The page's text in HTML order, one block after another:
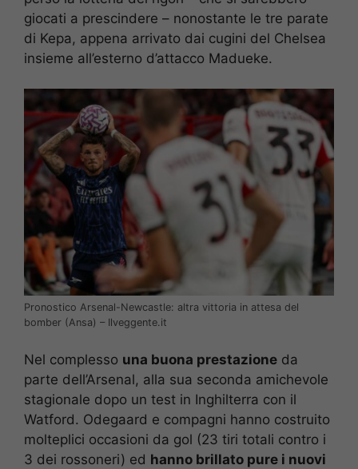
giocati a prescindere – nonostante le tre parate
di Kepa, appena arrivato dai cugini del Chelsea
insieme all’esterno d’attacco Madueke.
Pronostico Arsenal-Newcastle: altra vittoria in attesa del
bomber (Ansa) – Ilveggente.it
Nel complesso una buona prestazione da
parte dell’Arsenal, alla sua seconda amichevole
stagionale dopo un test in Inghilterra con il
Watford. Odegaard e compagni hanno costruito
molteplici occasioni da gol (23 tiri totali contro i
3 dei rossoneri) ed hanno brillato pure i nuovi